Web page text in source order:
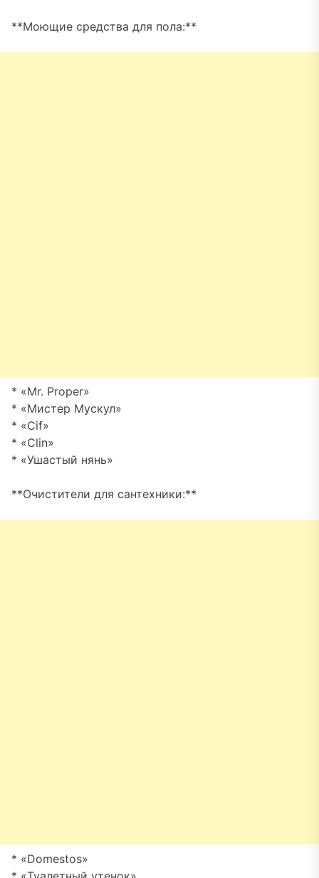
**Моющие средства для пола:**
* «Mr. Proper»
* «Мистер Мускул»
* «Cif»
* «Clin»
* «Ушастый нянь»
**Очистители для сантехники:**
* «Domestos»